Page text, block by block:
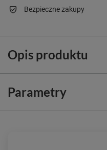
Bezpieczne zakupy
Opis produktu
Parametry